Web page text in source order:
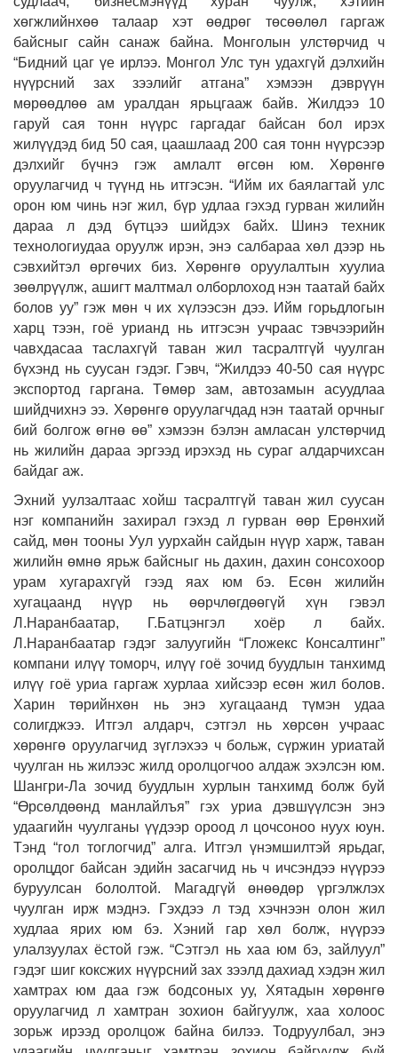
хөгжлийнхөө талаар хэт өөдрөг төсөөлөл гаргаж
байсныг сайн санаж байна. Монголын улстөрчид ч
“Бидний цаг үе ирлээ. Монгол Улс тун удахгүй дэлхийн
нүүрсний зах зээлийг атгана” хэмээн дэврүүн
мөрөөдлөө ам уралдан ярьцгааж байв. Жилдээ 10
гаруй сая тонн нүүрс гаргадаг байсан бол ирэх
жилүүдэд бид 50 сая, цаашлаад 200 сая тонн нүүрсээр
дэлхийг бүчнэ гэж амлалт өгсөн юм. Хөрөнгө
оруулагчид ч түүнд нь итгэсэн. “Ийм их баялагтай улс
орон юм чинь нэг жил, бүр удлаа гэхэд гурван жилийн
дараа л дэд бүтцээ шийдэх байх. Шинэ техник
технологиудаа оруулж ирэн, энэ салбараа хөл дээр нь
сэвхийтэл өргөчих биз. Хөрөнгө оруулалтын хуулиа
зөөлрүүлж, ашигт малтмал олборлоход нэн таатай байх
болов уу” гэж мөн ч их хүлээсэн дээ. Ийм горьдлогын
харц тээн, гоё урианд нь итгэсэн учраас тэвчээрийн
чавхдасаа таслахгүй таван жил тасралтгүй чуулган
бүхэнд нь суусан гэдэг. Гэвч, “Жилдээ 40-50 сая нүүрс
экспортод гаргана.Төмөр зам, автозамын асуудлаа
шийдчихнэ ээ. Хөрөнгө оруулагчдад нэн таатай орчныг
бий болгож өгнө өө” хэмээн бэлэн амласан улстөрчид
нь жилийн дараа эргээд ирэхэд нь сураг алдарчихсан
байдаг аж.
Эхний уулзалтаас хойш тасралтгүй таван жил суусан
нэг компанийн захирал гэхэд л гурван өөр Ерөнхий
сайд, мөн тооны Уул уурхайн сайдын нүүр харж, таван
жилийн өмнө ярьж байсныг нь дахин, дахин сонсохоор
урам хугарахгүй гээд яах юм бэ. Есөн жилийн
хугацаанд нүүр нь өөрчлөгдөөгүй хүн гэвэл
Л.Наранбаатар, Г.Батцэнгэл хоёр л байх.
Л.Наранбаатар гэдэг залуугийн “Гложекс Консалтинг”
компани илүү томорч, илүү гоё зочид буудлын танхимд
илүү гоё уриа гаргаж хурлаа хийсээр есөн жил болов.
Харин төрийнхөн нь энэ хугацаанд түмэн удаа
солигджээ. Итгэл алдарч, сэтгэл нь хөрсөн учраас
хөрөнгө оруулагчид зүглэхээ ч больж, сүржин уриатай
чуулган нь жилээс жилд оролцогчоо алдаж эхэлсэн юм.
Шангри-Ла зочид буудлын хурлын танхимд болж буй
“Өрсөлдөөнд манлайлъя” гэх уриа дэвшүүлсэн энэ
удаагийн чуулганы үүдээр ороод л цочсоноо нуух юун.
Тэнд “гол тоглогчид” алга. Итгэл үнэмшилтэй ярьдаг,
оролцдог байсан эдийн засагчид нь ч ичсэндээ нүүрээ
буруулсан бололтой. Магадгүй өнөөдөр үргэлжлэх
чуулган ирж мэднэ. Гэхдээ л тэд хэчнээн олон жил
худлаа ярих юм бэ. Хэний гар хөл болж, нүүрээ
улалзуулах ёстой гэж. “Сэтгэл нь хаа юм бэ, зайлуул”
гэдэг шиг коксжих нүүрсний зах зээлд дахиад хэдэн жил
хамтрах юм даа гэж бодсоных уу, Хятадын хөрөнгө
оруулагчид л хамтран зохион байгуулж, хаа холоос
зорьж ирээд оролцож байна билээ. Тодруулбал, энэ